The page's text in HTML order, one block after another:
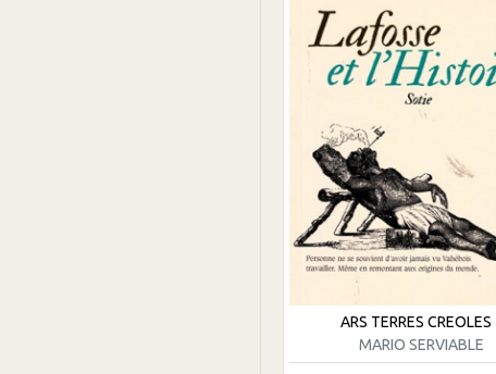
ARS TERRES CREOLES
MARIO SERVIABLE